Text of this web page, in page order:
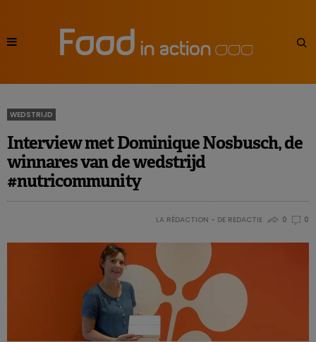
WEDSTRIJD
Interview met Dominique Nosbusch, de
winnares van de wedstrijd
#nutricommunity
LA RÉDACTION - DE REDACTIE 0 0